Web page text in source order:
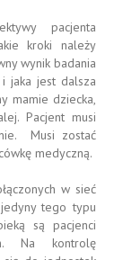
pacjenta
kroki należy
wynik badania
jaka jest dalsza
mamie dziecka,
Pacjent musi
Musi zostać
medyczną.
w sieć
tego typu
są pacjenci
Na kontrolę